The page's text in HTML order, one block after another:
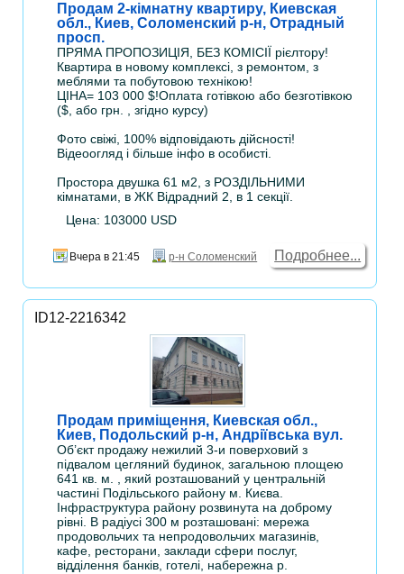
Продам 2-кімнатну квартиру, Киевская
обл., Киев, Соломенский р-н, Отрадный
просп.
ПРЯМА ПРОПОЗИЦІЯ, БЕЗ КОМІСІЇ рієлтору!
Квартира в новому комплексі, з ремонтом, з
меблями та побутовою технікою!
ЦІНА= 103 000 $!Оплата готівкою або безготівкою
($, або грн. , згідно курсу)
Фото свіжі, 100% відповідають дійсності!
Відеоогляд і більше інфо в особисті.
Простора двушка 61 м2, з РОЗДІЛЬНИМИ
кімнатами, в ЖК Відрадний 2, в 1 секції.
Цена: 103000 USD
Вчера в 21:45 р-н Соломенский Подробнее...
ID12-2216342
Продам приміщення, Киевская обл.,
Киев, Подольский р-н, Андріївська вул.
Об’єкт продажу нежилий 3-и поверховий з
підвалом цегляний будинок, загальною площею
641 кв. м. , який розташований у центральній
частині Подільського району м. Києва.
Інфраструктура району розвинута на доброму
рівні. В радіусі 300 м розташовані: мережа
продовольчих та непродовольчих магазинів,
кафе, ресторани, заклади сфери послуг,
відділення банків, готелі, набережна р.